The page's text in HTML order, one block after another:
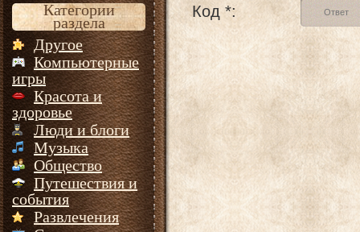
Категории
раздела
Другое
Компьютерные
игры
Красота и
здоровье
Люди и блоги
Музыка
Общество
Путешествия и
события
Развлечения
Код *: